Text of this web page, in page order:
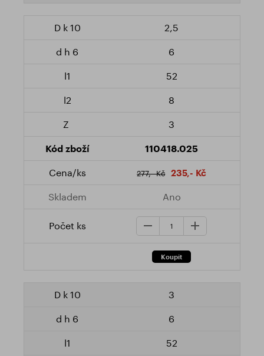
2,5
6
52
8
3
110418.025
277,- Kč 235,- Kč
Ano
3
6
52